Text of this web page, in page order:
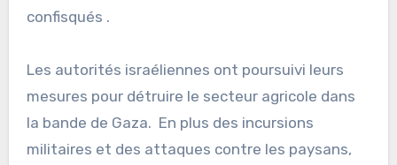
confisqués .
Les autorités israéliennes ont poursuivi leurs
mesures pour détruire le secteur agricole dans
la bande de Gaza. En plus des incursions
militaires et des attaques contre les paysans,